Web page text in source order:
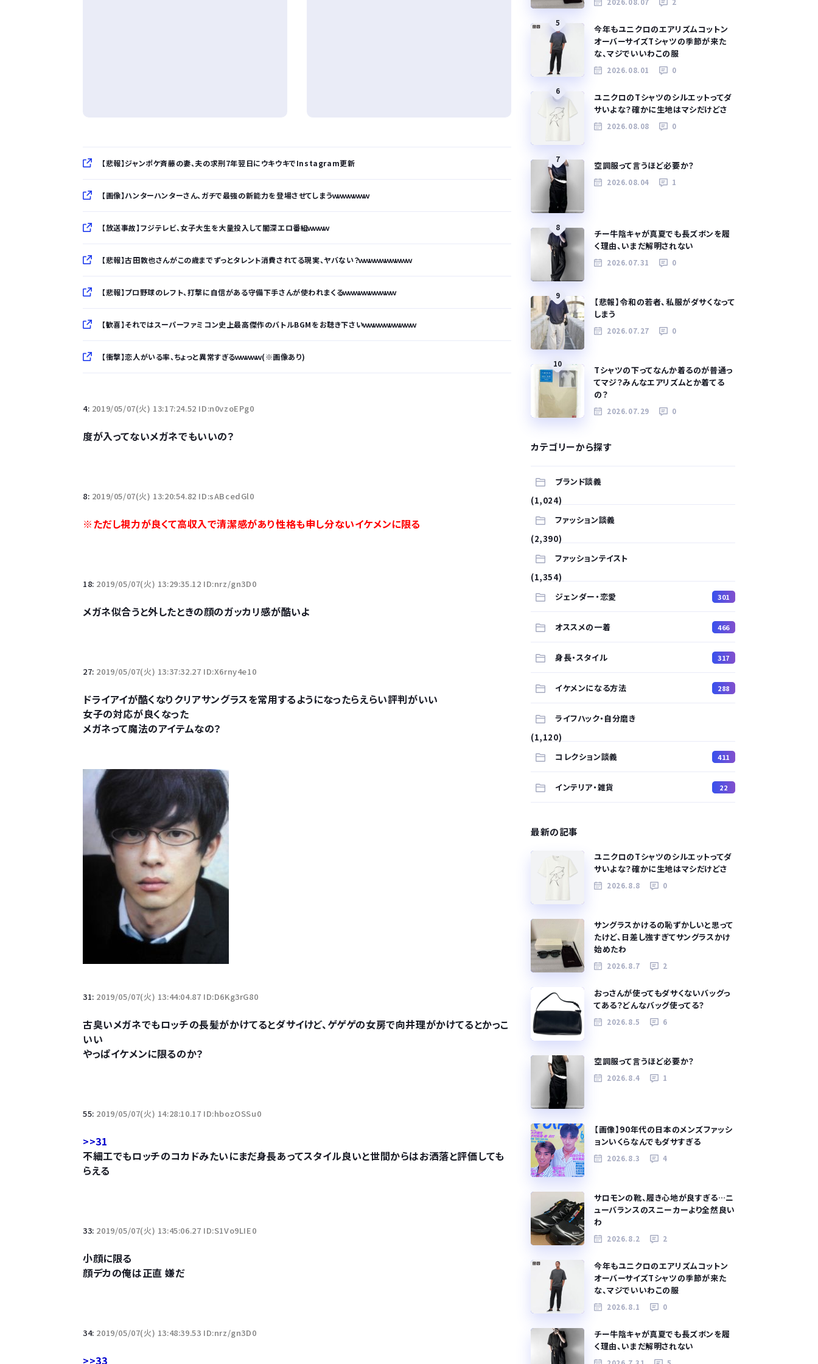
【悲報】ジャンポケ斉藤の妻、夫の求刑7年翌日にウキウキでInstagram更新
【画像】ハンターハンターさん、ガチで最強の新能力を登場させてしまうｗｗｗｗｗｗｗ
【放送事故】フジテレビ、女子大生を大量投入して闇深エロ番組ｗｗｗｗ
【悲報】古田敦也さんがこの歳までずっとタレント消費されてる現実、ヤバない？ｗｗｗｗｗｗｗｗｗｗ
【悲報】プロ野球のレフト、打撃に自信がある守備下手さんが使われまくるｗｗｗｗｗｗｗｗｗｗ
【歓喜】それではスーパーファミコン史上最高傑作のバトルBGMをお聴き下さいｗｗｗｗｗｗｗｗｗｗ
【衝撃】恋人がいる率、ちょっと異常すぎるｗｗｗｗｗ(※画像あり)
4: 2019/05/07(火) 13:17:24.52 ID:n0vzoEPg0
度が入ってないメガネでもいいの？
8: 2019/05/07(火) 13:20:54.82 ID:sABcedGl0
※ただし視力が良くて高収入で清潔感があり性格も申し分ないイケメンに限る
18: 2019/05/07(火) 13:29:35.12 ID:nrz/gn3D0
メガネ似合うと外したときの顔のガッカリ感が酷いよ
27: 2019/05/07(火) 13:37:32.27 ID:X6rny4e10
ドライアイが酷くなりクリアサングラスを常用するようになったらえらい評判がいい
女子の対応が良くなった
メガネって魔法のアイテムなの？
31: 2019/05/07(火) 13:44:04.87 ID:D6Kg3rG80
古臭いメガネでもロッチの長髪がかけてるとダサイけど、ゲゲゲの女房で向井理がかけてるとかっこ
いい
やっぱイケメンに限るのか？
55: 2019/05/07(火) 14:28:10.17 ID:hbozOSSu0
>>31
不細工でもロッチのコカドみたいにまだ身長あってスタイル良いと世間からはお洒落と評価しても
らえる
33: 2019/05/07(火) 13:45:06.27 ID:S1Vo9LIE0
小顔に限る
顔デカの俺は正直 嫌だ
34: 2019/05/07(火) 13:48:39.53 ID:nrz/gn3D0
>>33
5
今年もユニクロのエアリズムコットン
オーバーサイズTシャツの季節が来た
な、マジでいいわこの服
2026.08.01 0
6
ユニクロのTシャツのシルエットってダ
サいよな？確かに生地はマシだけどさ
2026.08.08 0
7
空調服って言うほど必要か？
2026.08.04 1
8
チー牛陰キャが真夏でも長ズボンを履
く理由、いまだ解明されない
2026.07.31 0
9
【悲報】令和の若者、私服がダサくなって
しまう
2026.07.27 0
10
Tシャツの下ってなんか着るのが普通っ
てマジ？みんなエアリズムとか着てる
の？
2026.07.29 0
カテゴリーから探す
ブランド談義
(1,024)
ファッション談義
(2,390)
ファッションテイスト
(1,354)
ジェンダー・恋愛
301
オススメの一着 466
身長・スタイル 317
イケメンになる方法 288
ライフハック・自分磨き
(1,120)
コレクション談義
411
インテリア・雑貨 22
最新の記事
ユニクロのTシャツのシルエットってダ
サいよな？確かに生地はマシだけどさ
2026.8.8 0
サングラスかけるの恥ずかしいと思って
たけど、日差し強すぎてサングラスかけ
始めたわ
2026.8.7 2
おっさんが使ってもダサくないバッグっ
てある？どんなバッグ使ってる？
2026.8.5 6
空調服って言うほど必要か？
2026.8.4 1
【画像】90年代の日本のメンズファッシ
ョンいくらなんでもダサすぎる
2026.8.3 4
サロモンの靴、履き心地が良すぎる…ニ
ューバランスのスニーカーより全然良い
わ
2026.8.2 2
今年もユニクロのエアリズムコットン
オーバーサイズTシャツの季節が来た
な、マジでいいわこの服
2026.8.1 0
チー牛陰キャが真夏でも長ズボンを履
く理由、いまだ解明されない